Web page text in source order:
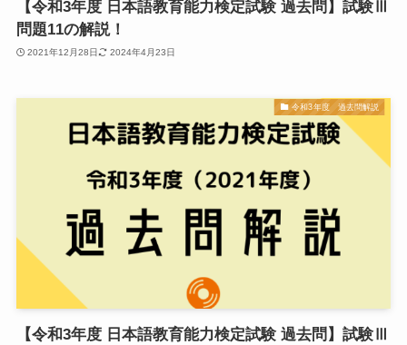
【令和3年度 日本語教育能力検定試験 過去問】試験Ⅲ
問題11の解説！
2021年12月28日 2024年4月23日
令和3年度 過去問解説
【令和3年度 日本語教育能力検定試験 過去問】試験Ⅲ